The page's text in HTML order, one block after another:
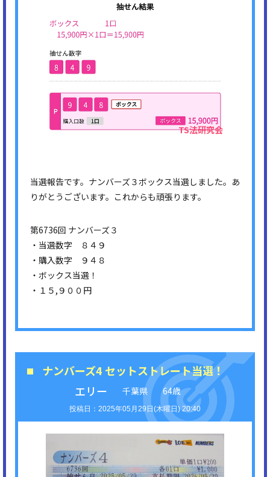
当選報告です。ナンバーズ３ボックス当選しました。あ
りがとうございます。これからも頑張ります。
第6736回 ナンバーズ３
・当選数字 ８４９
・購入数字 ９４８
・ボックス当選！
・１５,９００円
ナンバーズ4 セットストレート当選！
エリー
千葉県 64歳
2025年05月29日(木曜日) 20:40